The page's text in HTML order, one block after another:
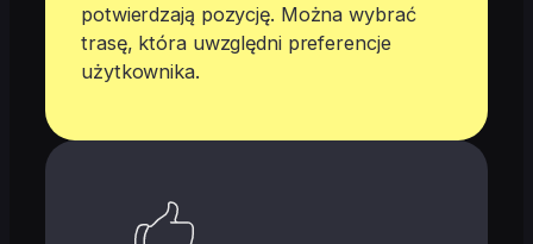
potwierdzają pozycję. Można wybrać
trasę, która uwzględni preferencje
użytkownika.